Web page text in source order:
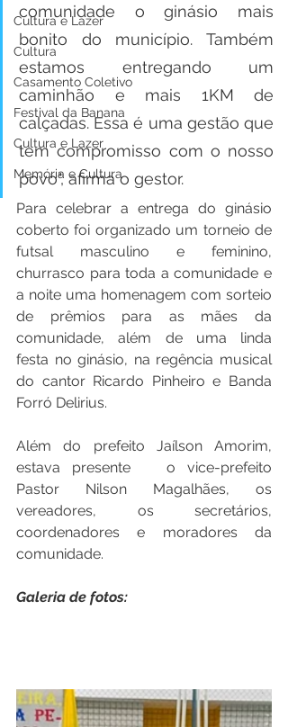
Cultura e Lazer
Cultura
Casamento Coletivo
Festival da Banana
Cultura e Lazer
Memória e Cultura
comunidade o ginásio mais
bonito do município. Também
estamos entregando um
caminhão e mais 1KM de
calçadas. Essa é uma gestão que
tem compromisso com o nosso
povo", afirma o gestor.
Para celebrar a entrega do ginásio
coberto foi organizado um torneio de
futsal masculino e feminino,
churrasco para toda a comunidade e
a noite uma homenagem com sorteio
de prêmios para as mães da
comunidade, além de uma linda
festa no ginásio, na regência musical
do cantor Ricardo Pinheiro e Banda
Forró Delirius.
Além do prefeito Jaílson Amorim,
estava presente   o vice-prefeito
Pastor Nilson Magalhães, os
vereadores, os secretários,
coordenadores e moradores da
comunidade.
Galeria de fotos: